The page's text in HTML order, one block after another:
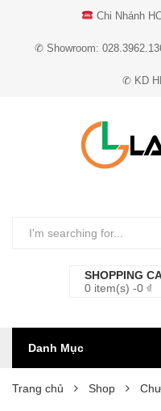
Chi Nhánh
✆ Showroom:
✆ KD
SHOPPING
0 item(s) -0 ₫
Danh Mục
Trang chủ Shop